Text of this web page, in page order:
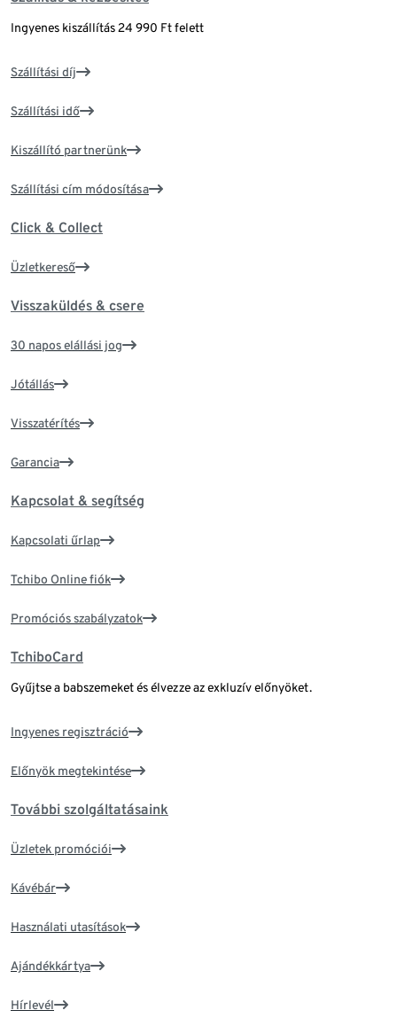
Ingyenes kiszállítás 24 990 Ft felett
Szállítási díj
Szállítási idő
Kiszállító partnerünk
Szállítási cím módosítása
Click & Collect
Üzletkereső
Visszaküldés & csere
30 napos elállási jog
Jótállás
Visszatérítés
Garancia
Kapcsolat & segítség
Kapcsolati űrlap
Tchibo Online fiók
Promóciós szabályzatok
TchiboCard
Gyűjtse a babszemeket és élvezze az exkluzív előnyöket.
Ingyenes regisztráció
Előnyök megtekintése
További szolgáltatásaink
Üzletek promóciói
Kávébár
Használati utasítások
Ajándékkártya
Hírlevél